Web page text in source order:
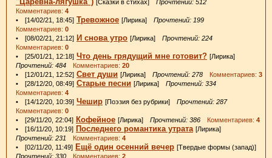
[Сказки в стихах] Прочтений: 512
Комментариев: 4
• [14/02/21, 18:45] Тревожное [Лирика] Прочтений: 199
Комментариев: 0
• [08/02/21, 21:12] И снова утро [Лирика] Прочтений: 224
Комментариев: 0
• [25/01/21, 12:18] Что день грядущий мне готовит? [Лирика]
Прочтений: 484 Комментариев: 20
• [12/01/21, 12:52] Свет души [Лирика] Прочтений: 278 Комментариев: 3
• [28/12/20, 08:49] Старые песни [Лирика] Прочтений: 334
Комментариев: 4
• [14/12/20, 10:39] Чешир [Поэзия без рубрики] Прочтений: 287
Комментариев: 0
• [29/11/20, 22:04] Кофейное [Лирика] Прочтений: 386 Комментариев: 4
• [16/11/20, 10:19] Последнего романтика утрата [Лирика]
Прочтений: 231 Комментариев: 4
• [02/11/20, 11:49] Ещё один осенний вечер [Твердые формы (запад)]
Прочтений: 330 Комментариев: 2